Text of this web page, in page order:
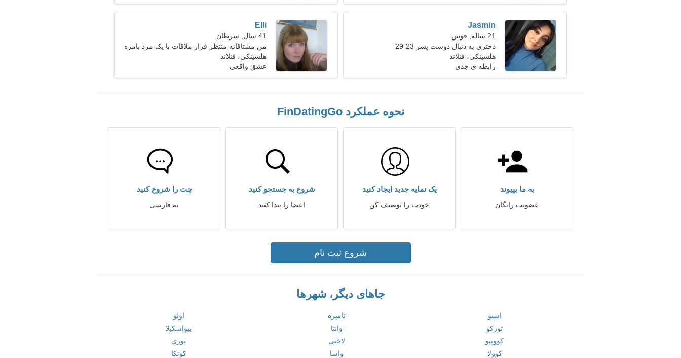
Jasmin
21 ساله, قوس
دختری به دنبال دوست پسر 23-29
هلسینکی، فنلاند
رابطه ی جدی
Elli
41 سال, سرطان
من مشتاقانه منتظر قرار ملاقات با یک مرد بامزه
هستم
هلسینکی، فنلاند
عشق واقعی
نحوه عملکرد FinDatingGo
به ما بپیوند
عضویت رایگان
یک نمایه جدید ایجاد کنید
خودت را توصیف کن
شروع به جستجو کنید
اعضا را پیدا کنید
چت را شروع کنید
به فارسی
شروع ثبت نام
جاهای دیگر، شهرها
اسپو تامپره
اولو
تورکو
وانتا
ییواسکیلا
کووپیو
لاختی
پوری
کوولا
واسا کوتکا